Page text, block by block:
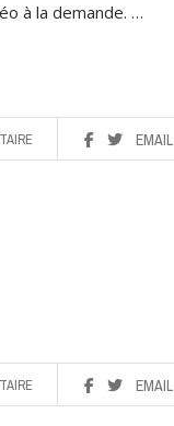
à la demande. …
EMAIL
EMAIL